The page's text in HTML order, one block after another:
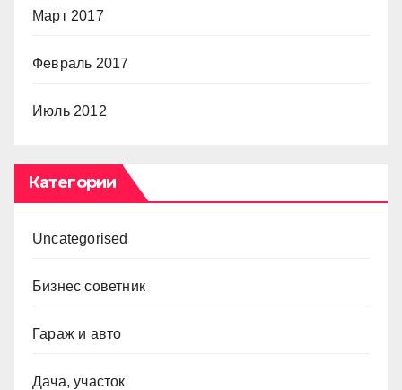
Март 2017
Февраль 2017
Июль 2012
Категории
Uncategorised
Бизнес советник
Гараж и авто
Дача, участок